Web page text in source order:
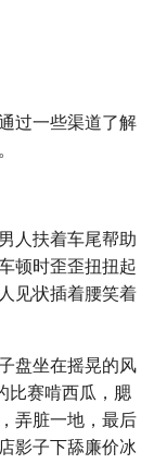
过一些渠道了解
人扶着车尾帮助
顿时歪歪扭扭起
见状插着腰笑着
盘坐在摇晃的风
比赛啃西瓜，腮
弄脏一地，最后
影子下舔廉价冰